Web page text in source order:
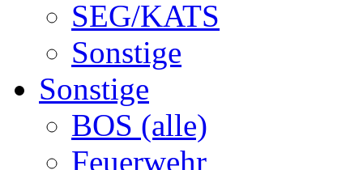
SEG/KATS
Sonstige
Sonstige
BOS (alle)
Feuerwehr